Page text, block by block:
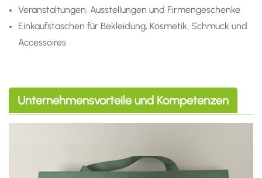
Veranstaltungen, Ausstellungen und Firmengeschenke
Einkaufstaschen für Bekleidung, Kosmetik, Schmuck und
Accessoires
Unternehmensvorteile und Kompetenzen